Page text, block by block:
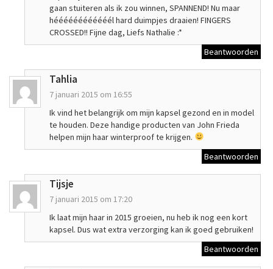
gaan stuiteren als ik zou winnen, SPANNEND! Nu maar
héééééééééééél hard duimpjes draaien! FINGERS
CROSSED!! Fijne dag, Liefs Nathalie :*
Beantwoorden
Tahlia
7 januari 2015 om 16:55
Ik vind het belangrijk om mijn kapsel gezond en in model
te houden. Deze handige producten van John Frieda
helpen mijn haar winterproof te krijgen.
Beantwoorden
Tijsje
7 januari 2015 om 17:20
Ik laat mijn haar in 2015 groeien, nu heb ik nog een kort
kapsel. Dus wat extra verzorging kan ik goed gebruiken!
Beantwoorden